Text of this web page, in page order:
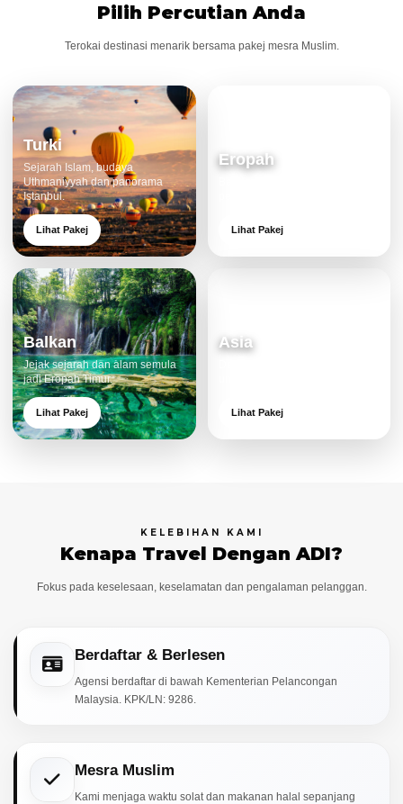
Pilih Percutian Anda
Terokai destinasi menarik bersama pakej mesra Muslim.
Turki
Sejarah Islam, budaya
Uthmaniyyah dan panorama
Istanbul.
Lihat Pakej
Eropah
Lihat Pakej
Balkan
Jejak sejarah dan alam semula
jadi Eropah Timur.
Lihat Pakej
Asia
Lihat Pakej
KELEBIHAN KAMI
Kenapa Travel Dengan ADI?
Fokus pada keselesaan, keselamatan dan pengalaman pelanggan.
Berdaftar & Berlesen
Agensi berdaftar di bawah Kementerian Pelancongan
Malaysia. KPK/LN: 9286.
Mesra Muslim
Kami menjaga waktu solat dan makanan halal sepanjang